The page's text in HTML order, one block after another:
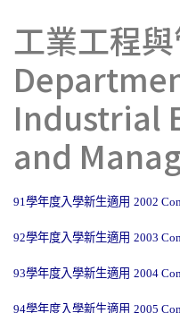
工業工程
Industrial
and
91學年度入學新生適用 2002
92學年度入學新生適用 2003
93學年度入學新生適用 2004
94學年度入學新生適用 2005